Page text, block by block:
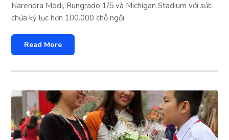
Narendra Modi, Rungrado 1/5 và Michigan Stadium với sức
chứa kỷ lục hơn 100.000 chỗ ngồi.
Read More